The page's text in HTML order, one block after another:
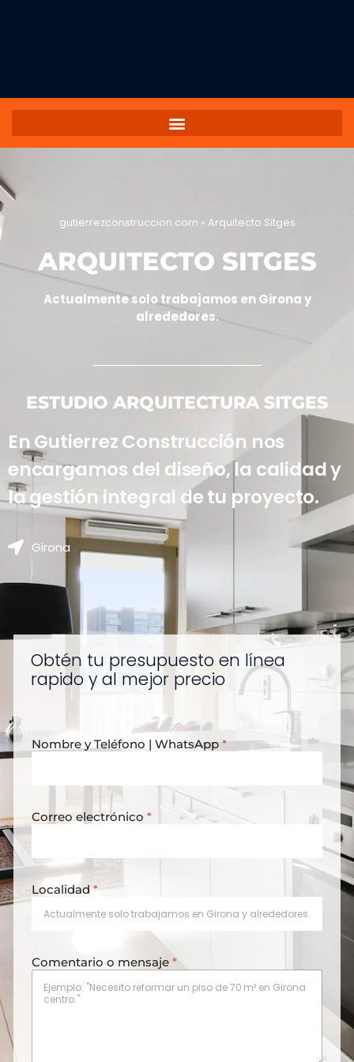
gutierrezconstruccion.com » Arquitecto Sitges
ARQUITECTO SITGES
Actualmente solo trabajamos en Girona y
alrededores.
ESTUDIO ARQUITECTURA SITGES
En Gutierrez Construcción nos
encargamos del diseño, la calidad y
la gestión integral de tu proyecto.
Girona
Obtén tu presupuesto en línea
rapido y al mejor precio
Nombre y Teléfono | WhatsApp *
Correo electrónico *
Localidad*
Comentario o mensaje *